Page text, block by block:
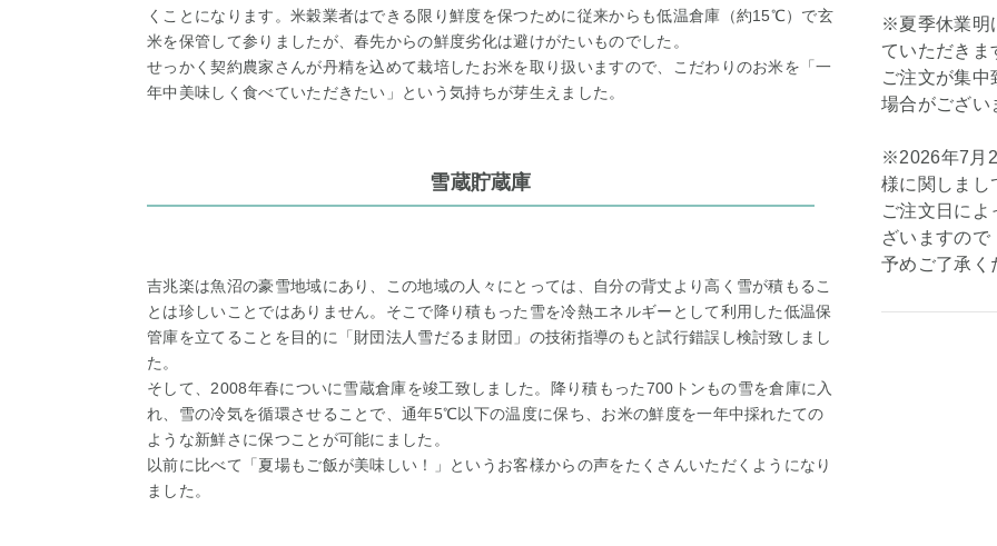
くことになります。米穀業者はできる限り鮮度を保つために従来からも低温倉庫（約15℃）で玄
米を保管して参りましたが、春先からの鮮度劣化は避けがたいものでした。
せっかく契約農家さんが丹精を込めて栽培したお米を取り扱いますので、こだわりのお米を「一
年中美味しく食べていただきたい」という気持ちが芽生えました。
雪蔵貯蔵庫
吉兆楽は魚沼の豪雪地域にあり、この地域の人々にとっては、自分の背丈より高く雪が積もるこ
とは珍しいことではありません。そこで降り積もった雪を冷熱エネルギーとして利用した低温保
管庫を立てることを目的に「財団法人雪だるま財団」の技術指導のもと試行錯誤し検討致しまし
た。
そして、2008年春についに雪蔵倉庫を竣工致しました。降り積もった700トンもの雪を倉庫に入
れ、雪の冷気を循環させることで、通年5℃以下の温度に保ち、お米の鮮度を一年中採れたての
ような新鮮さに保つことが可能にました。
以前に比べて「夏場もご飯が美味しい！」というお客様からの声をたくさんいただくようになり
ました。
※夏季休業明
ていただきま
ご注文が集
場合がござい
※2026年7月
様に関しまし
ご注文日に
ざいますので
予めご了承く